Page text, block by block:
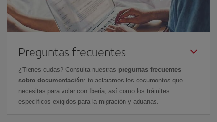
Preguntas frecuentes
¿Tienes dudas? Consulta nuestras preguntas frecuentes
sobre documentación: te aclaramos los documentos que
necesitas para volar con Iberia, así como los trámites
específicos exigidos para la migración y aduanas.